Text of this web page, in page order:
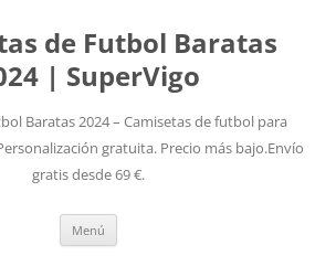
de Futbol Baratas
| SuperVigo
Baratas 2024 – Camisetas de futbol para
gratuita. Precio más bajo.Envío
gratis desde 69 €.
Menú